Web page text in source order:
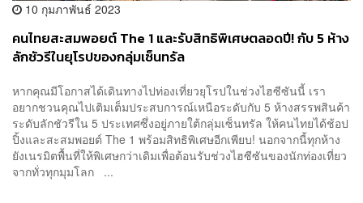
10 กุมภาพันธ์ 2023
คนไทยสะสมพอยต์ The 1 และรับสิทธิพิเศษตลอดปี! กับ 5 ห้าง
ลักชัวรีในยุโรปของกลุ่มเซ็นทรัล
หากคุณมีโอกาสได้เดินทางไปท่องเที่ยวยุโรปในช่วงไฮซีซันนี้ เรา
อยากชวนคุณไปเติมเต็มประสบการณ์เหนือระดับกับ 5 ห้างสรรพสินค้า
ระดับลักชัวรีใน 5 ประเทศซึ่งอยู่ภายใต้กลุ่มเซ็นทรัล ให้คนไทยได้ช้อป
ปิ้งและสะสมพอยต์ The 1 พร้อมสิทธิพิเศษอีกเพียบ! นอกจากนี้ทุกห้าง
ยังเนรมิตพื้นที่ให้พิเศษกว่าเดิมเพื่อต้อนรับช่วงไฮซีซันของนักท่องเที่ยว
จากทั่วทุกมุมโลก ...